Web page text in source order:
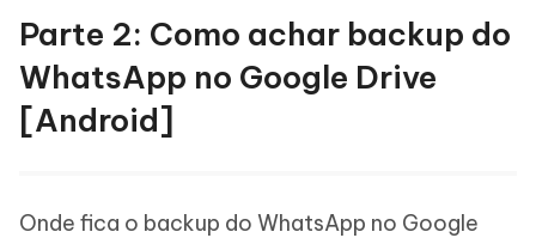
Parte 2: Como achar backup do
WhatsApp no Google Drive
[Android]
Onde fica o backup do WhatsApp no Google